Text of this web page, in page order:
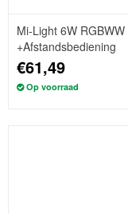
Mi-Light 6W
+Afstandsbediening
€61,49
Op voorraad